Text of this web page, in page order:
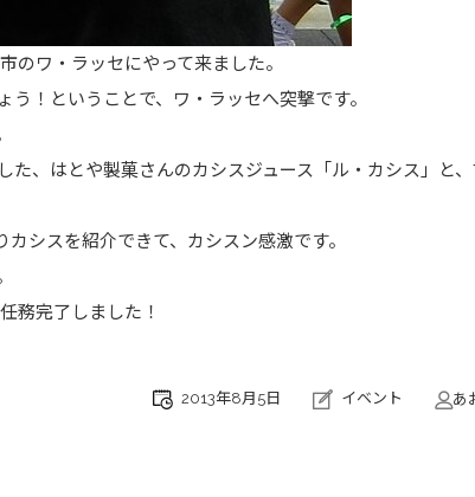
のワ・ラッセにやって来ました。
！ということで、ワ・ラッセへ突撃です。
、はとや製菓さんのカシスジュース「ル・カシス」と
シスを紹介できて、カシスン感激です。
務完了しました！
2013年8月5日 イベント あ